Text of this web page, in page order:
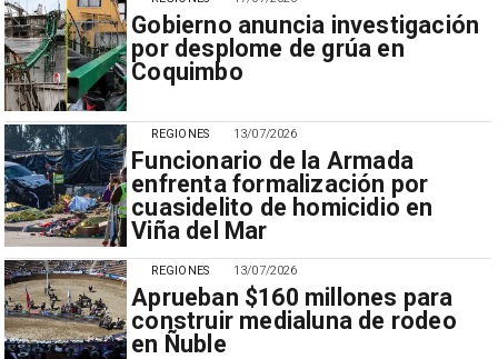
Gobierno anuncia investigación
por desplome de grúa en
Coquimbo
13/07/2026
Funcionario de la Armada
enfrenta formalización por
cuasidelito de homicidio en
Viña del Mar
REGIONES
13/07/2026
Aprueban $160 millones para
construir medialuna de rodeo
en Ñuble
REGIONES